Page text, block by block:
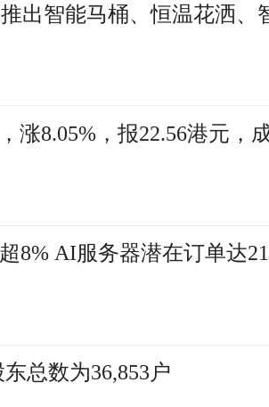
出智能马桶、恒温花洒、
涨8.05%，报22.56港元，
8% AI服务器潜在订单达
总数为36,853户